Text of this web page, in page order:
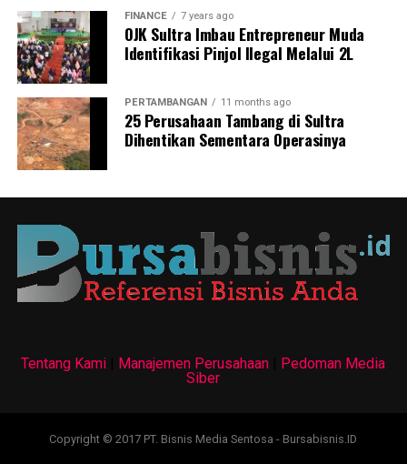
‎Di samping itu juga perlu ada peningkatan
pembangunan sarana dan prasarana daerah yang
berkelanjutan dan berwawasan lingkungan serta
meningkatkan pertumbuhan ekonomi yang mandiri dan
berkelanjutan.
Laporan : Tam
Post Views: 4,251
FINANCE 7 years ago
OJK Sultra Imbau Entrepreneur Muda
Identifikasi Pinjol Ilegal Melalui 2L
PERTAMBANGAN 11 months ago
25 Perusahaan Tambang di Sultra
Dihentikan Sementara Operasinya
Tentang Kami Manajemen Perusahaan
Pedoman Media
Siber
Copyright © 2017 PT. Bisnis Media Sentosa - Bursabisnis.ID